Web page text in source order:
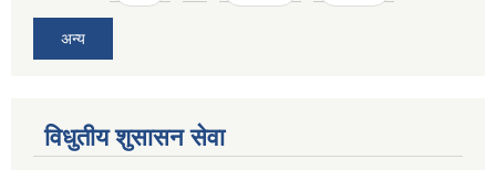
अन्य
विधुतीय शुसासन सेवा